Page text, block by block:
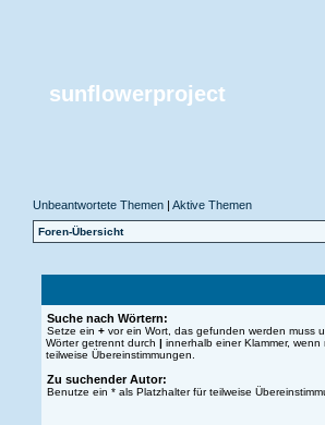
sunflowerproject
Unbeantwortete Themen |Aktive Themen
Foren-Übersicht
Suche nach Wörtern:
Setze ein+ vor ein Wort, das gefunden werden muss
Wörter getrennt durch| innerhalb einer Klammer,
teilweise Übereinstimmungen.
Zu suchender Autor:
Benutze ein * als Platzhalter für teilweise